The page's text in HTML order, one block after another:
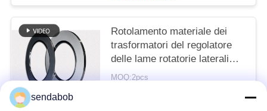
Rotolamento materiale dei
trasformatori del regolatore
delle lame rotatorie laterali
della taglierina
MOQ:2pcs
sendabob